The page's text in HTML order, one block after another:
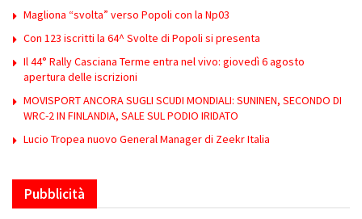
Magliona “svolta” verso Popoli con la Np03
Con 123 iscritti la 64^ Svolte di Popoli si presenta
Il 44° Rally Casciana Terme entra nel vivo: giovedì 6 agosto
apertura delle iscrizioni
MOVISPORT ANCORA SUGLI SCUDI MONDIALI: SUNINEN, SECONDO DI
WRC-2 IN FINLANDIA, SALE SUL PODIO IRIDATO
Lucio Tropea nuovo General Manager di Zeekr Italia
Pubblicità